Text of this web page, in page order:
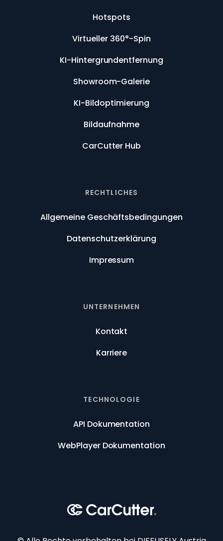
Hotspots
Virtueller 360°-Spin
KI-Hintergrundentfernung
Showroom-Galerie
KI-Bildoptimierung
Bildaufnahme
CarCutter Hub
RECHTLICHES
Allgemeine Geschäftsbedingungen
Datenschutzerklärung
Impressum
UNTERNEHMEN
Kontakt
Karriere
TECHNOLOGIE
API Dokumentation
WebPlayer Dokumentation